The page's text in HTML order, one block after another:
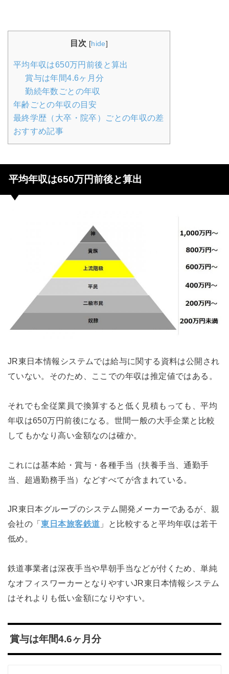
目次 [hide]
平均年収は650万円前後と算出
賞与は年間4.6ヶ月分
勤続年数ごとの年収
年齢ごとの年収の目安
最終学歴（大卒・院卒）ごとの年収の差
おすすめ記事
平均年収は650万円前後と算出
JR東日本情報システムでは給与に関する資料は公開され
ていない。そのため、ここでの年収は推定値ではある。
それでも全従業員で換算すると低く見積もっても、平均
年収は650万円前後になる。世間一般の大手企業と比較
してもかなり高い金額なのは確か。
これには基本給・賞与・各種手当（扶養手当、通勤手
当、超過勤務手当）などすべてが含まれている。
JR東日本グループのシステム開発メーカーであるが、親
会社の「東日本旅客鉄道 」と比較すると平均年収は若干
低め。
鉄道事業者は深夜手当や早朝手当などが付くため、単純
なオフィスワーカーとなりやすいJR東日本情報システム
はそれよりも低い金額になりやすい。
賞与は年間4.6ヶ月分